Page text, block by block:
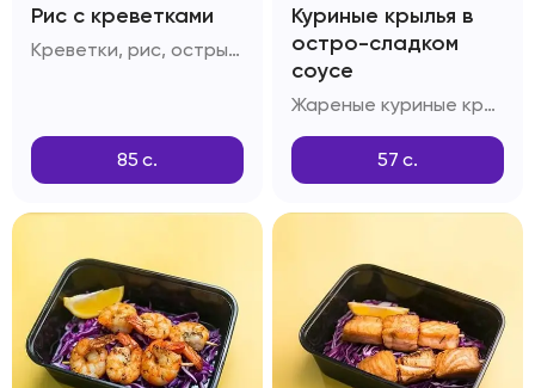
Рис с креветками
Креветки, рис, острый перец, лук репчатый, фирменный соус для креветок с рисом
85 с.
Куриные крылья в
остро-сладком
соусе
Жареные куриные крылья, соус Свит-чили, соус Ширачи
57 с.